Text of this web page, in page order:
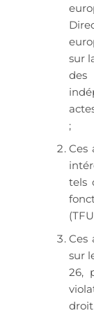
sur
;
Ces
tels
Ces
sur
26,